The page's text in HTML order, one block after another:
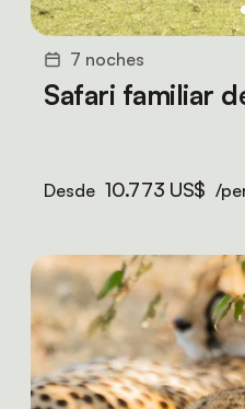
7 noches
Safari familiar
Desde 10.773 US$ /